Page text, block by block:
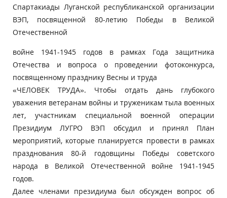
Спартакиады Луганской республиканской организации
ВЭП, посвященной 80-летию Победы в Великой
Отечественной
войне 1941-1945 годов в рамках Года защитника
Отечества и вопроса о проведении фотоконкурса,
посвященному празднику Весны и труда
«ЧЕЛОВЕК ТРУДА». Чтобы отдать дань глубокого
уважения ветеранам войны и труженикам тыла военных
лет, участникам специальной военной операции
Президиум ЛУГРО ВЭП обсудил и принял План
мероприятий, которые планируется провести в рамках
празднования 80-й годовщины Победы советского
народа в Великой Отечественной войне 1941-1945
годов.
Далее членами президиума был обсужден вопрос об